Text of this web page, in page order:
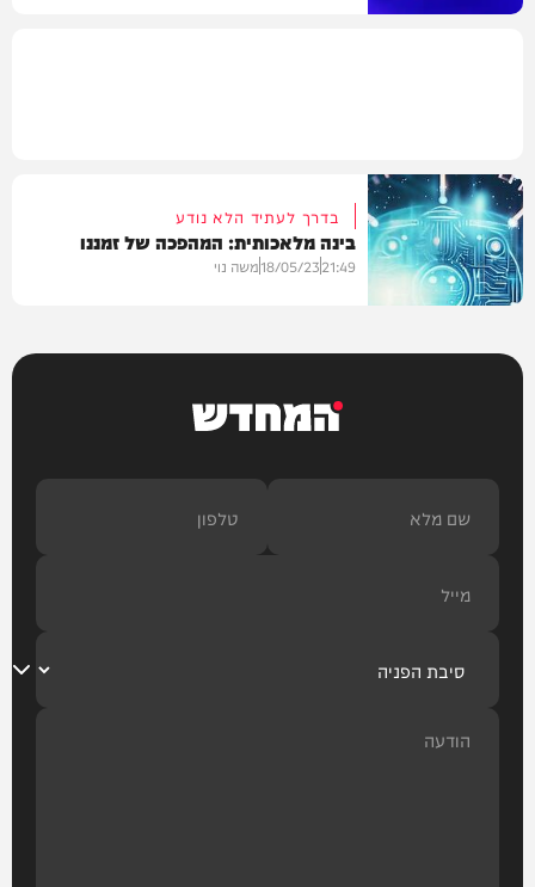
בדרך לעתיד הלא נודע
בינה מלאכותית: המהפכה של זמננו
21:49
18/05/23משה נוי
המחדש